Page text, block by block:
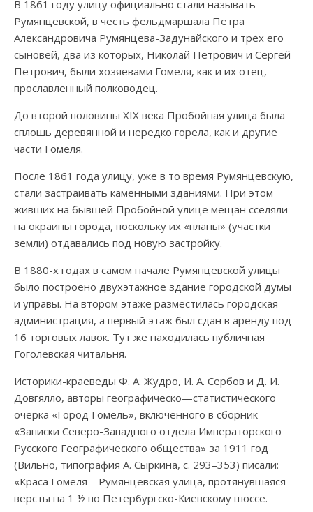
В 1861 году улицу официально стали называть
Румянцевской, в честь фельдмаршала Петра
Александровича Румянцева-Задунайского и трёх его
сыновей, два из которых, Николай Петрович и Сергей
Петрович, были хозяевами Гомеля, как и их отец,
прославленный полководец.
До второй половины XIX века Пробойная улица была
сплошь деревянной и нередко горела, как и другие
части Гомеля.
После 1861 года улицу, уже в то время Румянцевскую,
стали застраивать каменными зданиями. При этом
живших на бывшей Пробойной улице мещан сселяли
на окраины города, поскольку их «планы» (участки
земли) отдавались под новую застройку.
В 1880-х годах в самом начале Румянцевской улицы
было построено двухэтажное здание городской думы
и управы. На втором этаже разместилась городская
администрация, а первый этаж был сдан в аренду под
16 торговых лавок. Тут же находилась публичная
Гоголевская читальня.
Историки-краеведы Ф. А. Жудро, И. А. Сербов и Д. И.
Довгялло, авторы географическо—статистического
очерка «Город Гомель», включённого в сборник
«Записки Северо-Западного отдела Императорского
Русского Географического общества» за 1911 год
(Вильно, типография А. Сыркина, с. 293–353) писали:
«Краса Гомеля – Румянцевская улица, протянувшаяся
версты на 1 ½ по Петербургско-Киевскому шоссе.